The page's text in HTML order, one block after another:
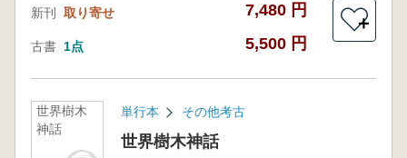
新刊 取り寄せ 7,480 円
古書 1点 5,500 円
＋
世界樹木
神話
単行本 その他考古
世界樹木神話